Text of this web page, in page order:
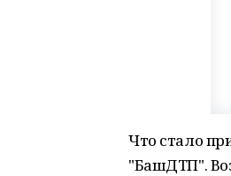
Что стало
"БашДТП".